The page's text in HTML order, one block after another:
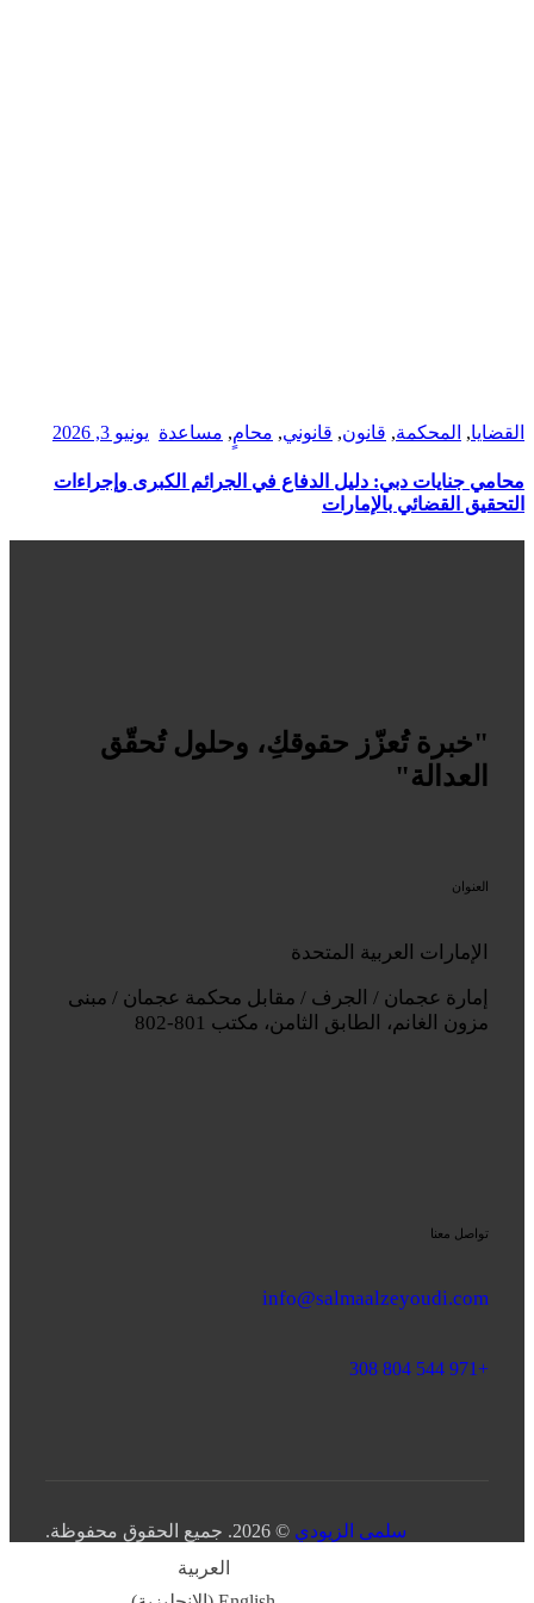
القضايا, المحكمة, قانون, قانوني, محامٍ, مساعدة يونيو 3, 2026
محامي جنايات دبي: دليل الدفاع في الجرائم الكبرى وإجراءات
التحقيق القضائي بالإمارات
"خبرة تُعزّز حقوقكِ، وحلول تُحقّق
العدالة"
العنوان
الإمارات العربية المتحدة
إمارة عجمان / الجرف / مقابل محكمة عجمان / مبنى
مزون الغانم، الطابق الثامن، مكتب 801-802
تواصل معنا
info@salmaalzeyoudi.com
+971 544 804 308
سلمى الزيودي © 2026. جميع الحقوق محفوظة.
العربية